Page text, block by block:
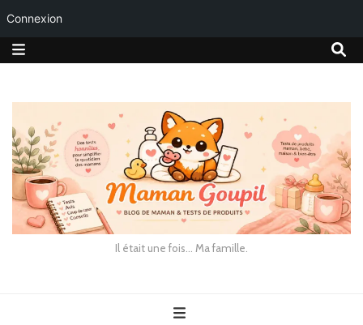
Connexion
Il était une fois… Ma famille.